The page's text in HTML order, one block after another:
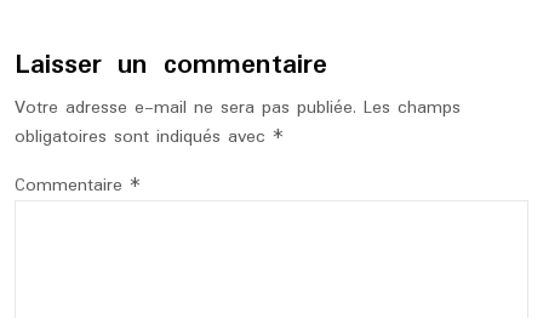
Laisser un commentaire
Votre adresse e-mail ne sera pas publiée. Les champs
obligatoires sont indiqués avec *
Commentaire *